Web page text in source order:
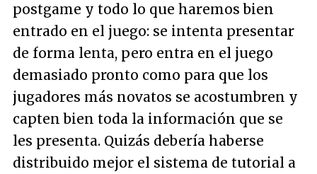
postgame y todo lo que haremos bien
entrado en el juego: se intenta presentar
de forma lenta, pero entra en el juego
demasiado pronto como para que los
jugadores más novatos se acostumbren y
capten bien toda la información que se
les presenta. Quizás debería haberse
distribuido mejor el sistema de tutorial a